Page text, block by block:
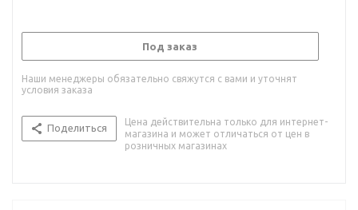
Под заказ
Наши менеджеры обязательно свяжутся с вами и уточнят
условия заказа
Поделиться
Цена действительна только для интернет-
магазина и может отличаться от цен в
розничных магазинах